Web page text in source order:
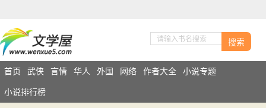
搜索
首页 武侠 言情 华人 外国 网络 作者大全 小说专题
小说排行榜